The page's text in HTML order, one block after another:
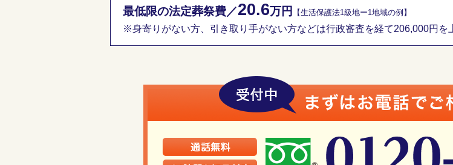
最低限の法定葬祭費／20.6万円 【生活保護法1級地ー1地域の例】
※身寄りがない方、引き取り手がない方などは行政審査を経て206,000円を